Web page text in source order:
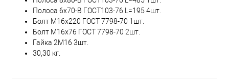
Полоса 6х70-В ГОСТ103-76 L=195 4шт.
Болт М16х220 ГОСТ 7798-70 1шт.
Болт М16х76 ГОСТ 7798-70 2шт.
Гайка 2М16 3шт.
30,30 кг.